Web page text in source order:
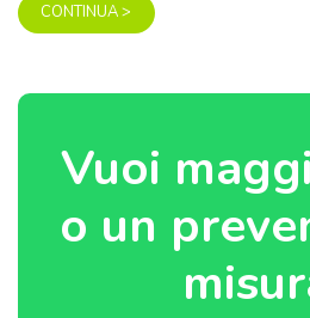
CONTINUA >
Vuoi
o un